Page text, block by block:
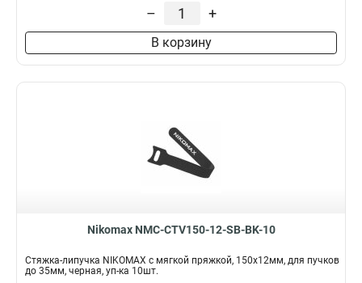
– +
В корзину
Nikomax NMC-CTV150-12-SB-BK-10
Стяжка-липучка NIKOMAX с мягкой пряжкой, 150х12мм, для пучков
до 35мм, черная, уп-ка 10шт.